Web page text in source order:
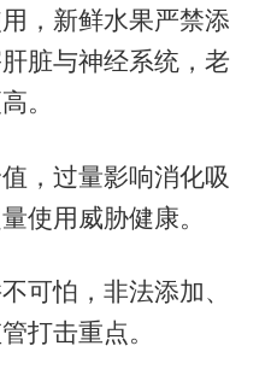
，新鲜水果严禁添
脏与神经系统，老
。
过量影响消化吸
使用威胁健康。
怕，非法添加、
打击重点。